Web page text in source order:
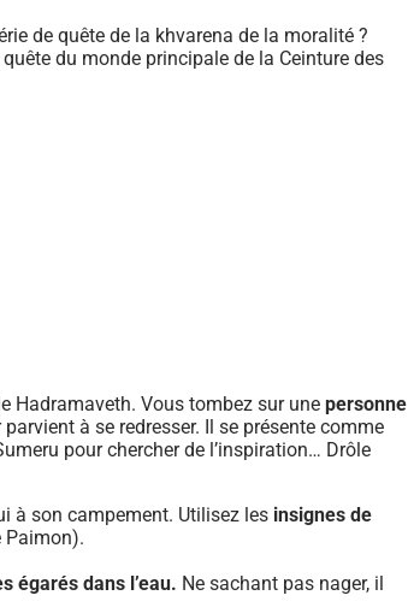
de quête de la khvarena de la moralité ?
du monde principale de la Ceinture des
Hadramaveth. Vous tombez sur une personne
à se redresser. Il se présente comme
pour chercher de l’inspiration… Drôle
à son campement. Utilisez les insignes de
Paimon).
égarés dans l’eau. Ne sachant pas nager, il